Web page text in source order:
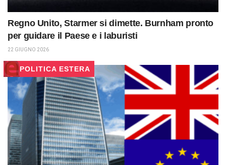
Regno Unito, Starmer si dimette. Burnham pronto
per guidare il Paese e i laburisti
22 GIUGNO 2026
POLITICA ESTERA